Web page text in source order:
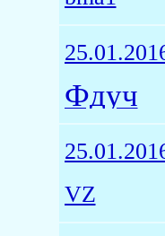
Фдуч
VZ